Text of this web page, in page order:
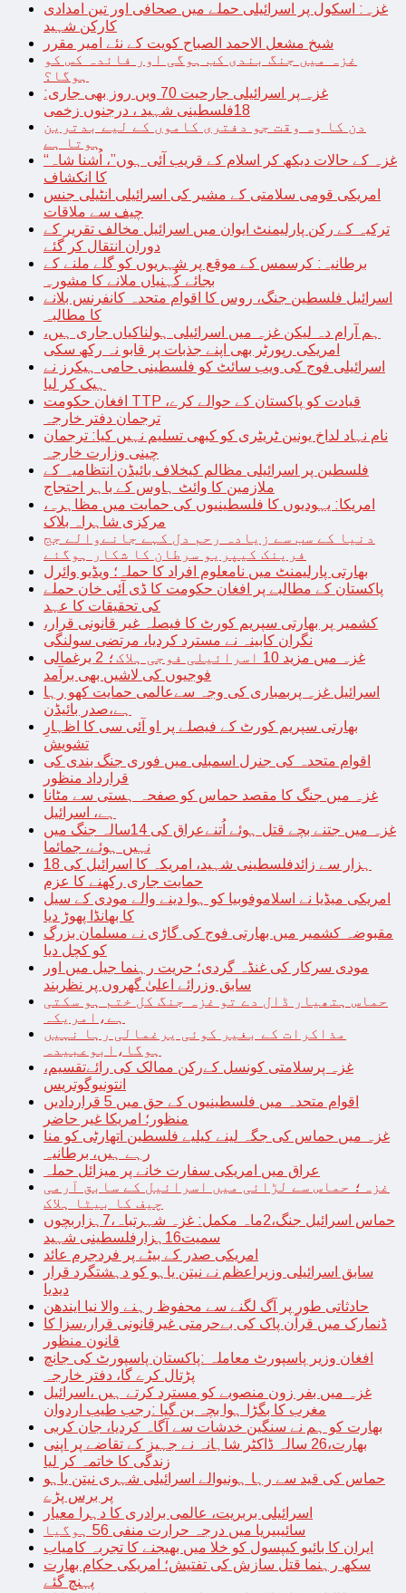
غزہ: اسکول پر اسرائیلی حملے میں صحافی اور تین امدادی
کارکن شہید
شیخ مشعل الاحمد الصباح کویت کے نئے امیر مقرر
غزہ میں جنگ بندی کب ہوگی اور فائدہ کس کو
ہوگا؟
غزہ پر اسرائیلی جارحیت 70 ویں روز بھی جاری:
18فلسطینی شہید ، درجنوں زخمی
دن کا وہ وقت جو دفتری کاموں کے لیے بدترین
ہوتا ہے
“غزہ کے حالات دیکھ کر اسلام کے قریب آئی ہوں”، اُشنا شاہ
کا انکشاف
امریکی قومی سلامتی کے مشیر کی اسرائیلی انٹیلی جنس
چیف سے ملاقات
ترکیہ کے رکن پارلیمنٹ ایوان میں اسرائیل مخالف تقریر کے
دوران انتقال کر گئے
برطانیہ: کرسمس کے موقع پر شہریوں کو گلے ملنے کے
بجائے کُہنیاں ملانے کا مشورہ
اسرائیل فلسطین جنگ، روس کا اقوام متحدہ کانفرنس بلانے
کا مطالبہ
ہم آرام دہ لیکن غزہ میں اسرائیلی ہولناکیاں جاری ہیں،
امریکی رپورٹر بھی اپنے جذبات پر قابو نہ رکھ سکی
اسرائیلی فوج کی ویب سائٹ کو فلسطینی حامی ہیکرز نے
ہیک کر لیا
افغان حکومت TTP قیادت کو پاکستان کے حوالے کرے،
ترجمان دفتر خارجہ
نام نہاد لداخ یونین ٹریٹری کو کبھی تسلیم نہیں کیا: ترجمان
چینی وزارت خارجہ
فلسطین پر اسرائیلی مظالم کیخلاف بائیڈن انتظامیہ کے
ملازمین کا وائٹ ہاوس کے باہر احتجاج
امریکا: یہودیوں کا فلسطینیوں کی حمایت میں مظاہرہ،
مرکزی شاہراہ بلاک
دنیا کے سب سے زیادہ رحم دل کہے جانےوالے جج
فرینک کیپریو سرطان کا شکار ہوگئے
بھارتی پارلیمنٹ میں نامعلوم افراد کا حملہ؛ ویڈیو وائرل
پاکستان کے مطالبے پر افغان حکومت کا ڈی آئی خان حملے
کی تحقیقات کا عہد
کشمیر پر بھارتی سپریم کورٹ کا فیصلہ غیر قانونی قرار،
نگران کابینہ نے مسترد کردیا، مرتضی سولنگی
غزہ میں مزید 10 اسرائیلی فوجی ہلاک؛ 2 یرغمالی
فوجیوں کی لاشیں بھی برآمد
اسرائیل غزہ پربمباری کی وجہ سےعالمی حمایت کھو رہا
ہے،صدر بائیڈن
بھارتی سپریم کورٹ کے فیصلے پر او آئی سی کا اظہارِ
تشویش
اقوام متحدہ کی جنرل اسمبلی میں فوری جنگ بندی کی
قرارداد منظور
غزہ میں جنگ کا مقصد حماس کو صفحہ ہستی سے مٹانا
ہے، اسرائیل
غزہ میں جتنے بچے قتل ہوئے اُتنےعراق کی 14سالہ جنگ میں
نہیں ہوئے، جمائما
18 ہزار سے زائدفلسطینی شہید، امریکہ کا اسرائیل کی
حمایت جاری رکھنے کا عزم
امریکی میڈیا نے اسلاموفوبیا کو ہوا دینے والے مودی کے سیل
کا بھانڈا پھوڑ دیا
مقبوضہ کشمیر میں بھارتی فوج کی گاڑی نے مسلمان بزرگ
کو کچل دیا
مودی سرکار کی غنڈہ گردی؛ حریت رہنما جیل میں اور
سابق وزرائے اعلیٰ گھروں پر نظربند
حماس ہتھیار ڈال دے تو غزہ جنگ کل ختم ہو سکتی
ہے،امریکہ
مذاکرات کے بغیر کوئی یرغمالی رہا نہیں
ہوگا،ابوعبیدہ
غزہ پرسلامتی کونسل کےرکن ممالک کی رائےتقسیم،
انتونیوگوتریس
اقوام متحدہ میں فلسطینیوں کے حق میں 5 قراردادیں
منظور؛ امریکا غیر حاضر
غزہ میں حماس کی جگہ لینے کیلیے فلسطین اتھارٹی کو منا
رہے ہیں، برطانیہ
عراق میں امریکی سفارت خانے پر میزائل حملہ
غزہ؛ حماس سے لڑائی میں اسرائیل کے سابق آرمی
چیف کا بیٹا ہلاک
حماس اسرائیل جنگ،2ماہ مکمل: غزہ شہرتباہ،7ہزاربچوں
سمیت16ہزارفلسطینی شہید
امریکی صدر کے بیٹے پر فردجرم عائد
سابق اسرائیلی وزیراعظم نے نیتن یاہو کو دہشتگرد قرار
دیدیا
حادثاتی طور پر آگ لگنے سے محفوظ رہنے والا نیا ایندھن
ڈنمارک میں قرآن پاک کی بےحرمتی غیرقانونی قرار،سزا کا
قانون منظور
افغان وزیر پاسپورٹ معاملہ :پاکستان پاسپورٹ کی جانچ
پڑتال کرے گا، دفتر خارجہ
غزہ میں بفر زون منصوبے کو مسترد کرتے ہیں ،اسرائیل
مغرب کا بگڑا ہوا بچہ بن گیا :رجب طیب اردوان
بھارت کو ہم نے سنگین خدشات سے آگاہ کردیا، جان کربی
بھارت،26 سالہ ڈاکٹر شاہانہ نے جہیز کے تقاضے پر اپنی
زندگی کا خاتمہ کر لیا
حماس کی قید سے رہا ہونیوالے اسرائیلی شہری نیتن یاہو
پر برس پڑے
اسرائیلی بربریت، عالمی برادری کا دہرا معیار
سائیبیریا میں درجہ حرارت منفی 56 ہوگیا
ایران کا بائیو کیپسول کو خلا میں بھیجنے کا تجربہ کامیاب
سکھ رہنما قتل سازش کی تفتیش؛ امریکی حکام بھارت
پہنچ گئے